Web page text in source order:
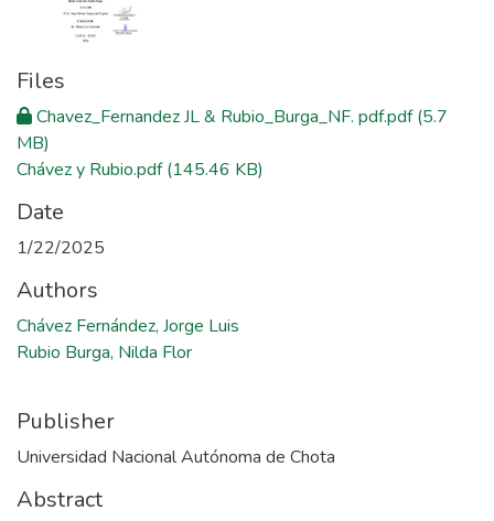
Files
Chavez_Fernandez JL & Rubio_Burga_NF. pdf.pdf(5.7
MB)
Chávez y Rubio.pdf(145.46 KB)
Date
1/22/2025
Authors
Chávez Fernández, Jorge Luis
Rubio Burga, Nilda Flor
Publisher
Universidad Nacional Autónoma de Chota
Abstract